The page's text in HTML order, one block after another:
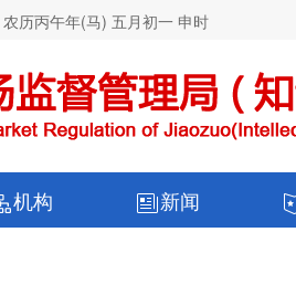
农历丙午年(马) 五月初一 申时
机构 新闻